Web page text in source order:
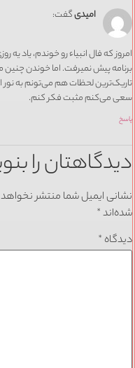
امیدی گفت:
امروز که فال انبیاء رو خوندم، یاد
برنامه پیش نمیرفت. اما خوندن
تاریک‌ترین لحظات هم می‌تونم به
سعی می‌کنم مثبت فکر کنم.
پاسخ
دیدگاهتان را
نشانی ایمیل شما منتشر
شده‌اند*
دیدگاه *